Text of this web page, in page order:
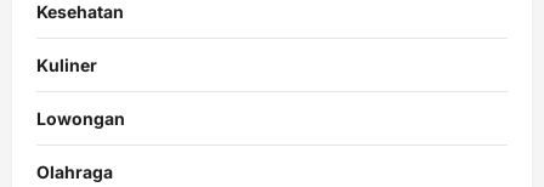
Kesehatan
Kuliner
Lowongan
Olahraga